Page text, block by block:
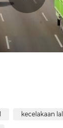
kecelakaan